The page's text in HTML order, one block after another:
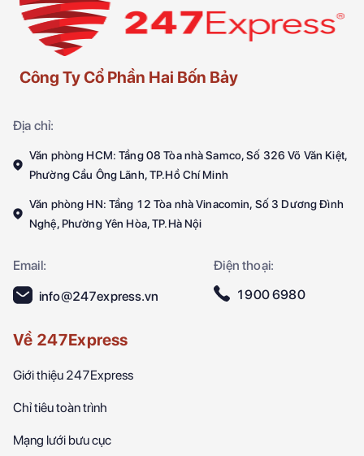
Công Ty Cổ Phần Hai Bốn Bảy
Địa chỉ:
Văn phòng HCM: Tầng 08 Tòa nhà Samco, Số 326 Võ Văn Kiệt,
Phường Cầu Ông Lãnh, TP.Hồ Chí Minh
Văn phòng HN: Tầng 12 Tòa nhà Vinacomin, Số 3 Dương Đình
Nghệ, Phường Yên Hòa, TP.Hà Nội
Email:
Điện thoại:
info@247express.vn
1900 6980
Về 247Express
Giới thiệu 247Express
Chỉ tiêu toàn trình
Mạng lưới bưu cục